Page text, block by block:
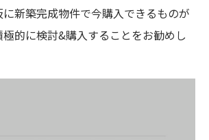
新築完成物件で今購入できるものが
的に検討&購入することをお勧めし